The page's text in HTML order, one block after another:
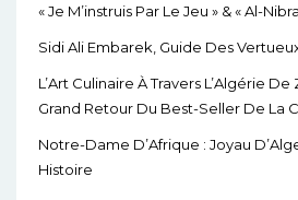
« Je M’instruis Par Le Jeu » & « Al-
Sidi Ali Embarek, Guide Des
L’Art Culinaire À Travers L’Algérie
Grand Retour Du Best-Seller De La
Notre-Dame D’Afrique : Joyau
Histoire